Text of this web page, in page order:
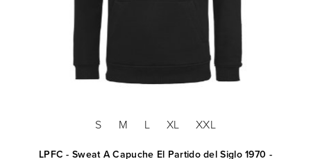
S M L XL XXL
LPFC - Sweat A Capuche El Partido del Siglo 1970 -